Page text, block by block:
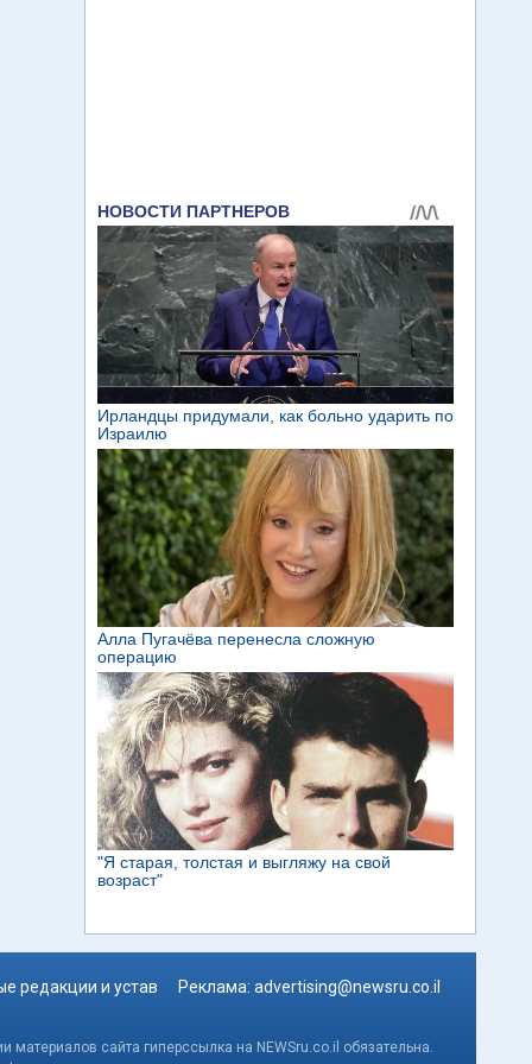
редакции и устав Реклама: advertising@newsru.co.il
сайта гиперссылка на NEWSru.co.il обязательна.